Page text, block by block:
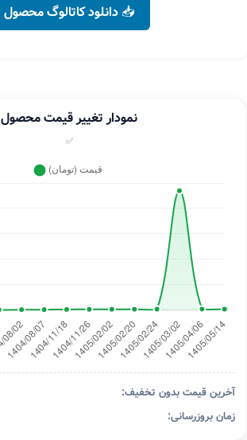
📥 دانلود کاتالوگ محصول
نمودار تغییر قیمت محصول
✅
آخرین قیمت بدون تخفیف:
زمان بروزرسانی: